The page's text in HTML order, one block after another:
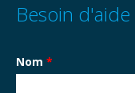
Besoin d'aide
Nom *